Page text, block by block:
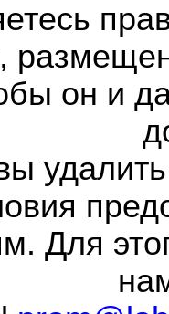
он и
Для